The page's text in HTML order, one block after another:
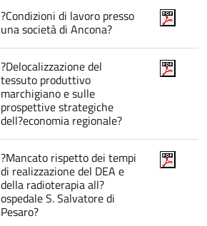
?Condizioni di lavoro presso
una società di Ancona?
?Delocalizzazione del
tessuto produttivo
marchigiano e sulle
prospettive strategiche
dell?economia regionale?
?Mancato rispetto dei tempi
di realizzazione del DEA e
della radioterapia all?
ospedale S. Salvatore di
Pesaro?